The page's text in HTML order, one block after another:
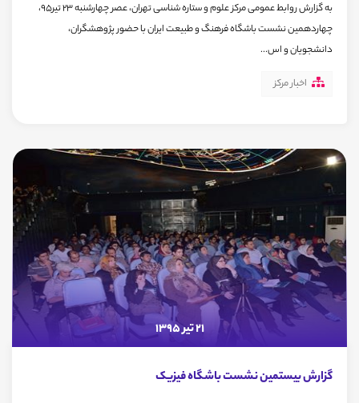
به گزارش روابط عمومی مرکز علوم و ستاره شناسی تهران، عصر چهارشنبه 23 تیر95،
چهاردهمین نشست باشگاه فرهنگ و طبیعت ایران با حضور پژوهشگران،
دانشجویان و اس...
اخبار مرکز
21 تیر 1395
گزارش بیستمین نشست باشگاه فیزیک